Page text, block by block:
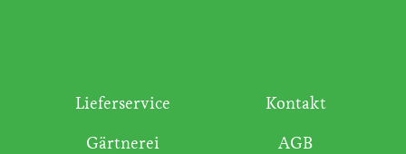
Lieferservice
Gärtnerei
Kontakt
AGB